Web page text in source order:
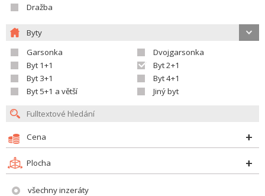
Dražba
Byty
Garsonka
Dvojgarsonka
Byt 1+1
Byt 2+1
Byt 3+1
Byt 4+1
Byt 5+1 a větší
Jiný byt
Cena
Plocha
všechny inzeráty